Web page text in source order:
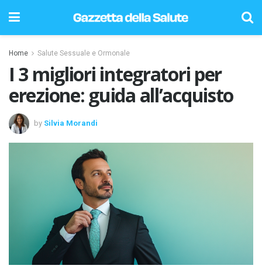
Home Salute Sessuale e Ormonale
I 3 migliori integratori per
erezione: guida all’acquisto
by Silvia Morandi